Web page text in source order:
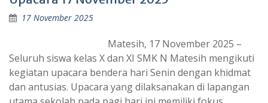
17 November 2025
Matesih, 17 November 2025 –
Seluruh siswa kelas X dan XI SMK N Matesih mengikuti
kegiatan upacara bendera hari Senin dengan khidmat
dan antusias. Upacara yang dilaksanakan di lapangan